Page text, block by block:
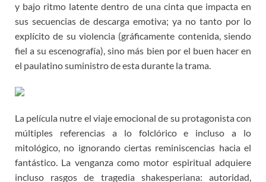
y bajo ritmo latente dentro de una cinta que impacta en
sus secuencias de descarga emotiva; ya no tanto por lo
explícito de su violencia (gráficamente contenida, siendo
fiel a su escenografía), sino más bien por el buen hacer en
el paulatino suministro de esta durante la trama.
La película nutre el viaje emocional de su protagonista con
múltiples referencias a lo folclórico e incluso a lo
mitológico, no ignorando ciertas reminiscencias hacia el
fantástico. La venganza como motor espiritual adquiere
incluso rasgos de tragedia shakesperiana: autoridad,